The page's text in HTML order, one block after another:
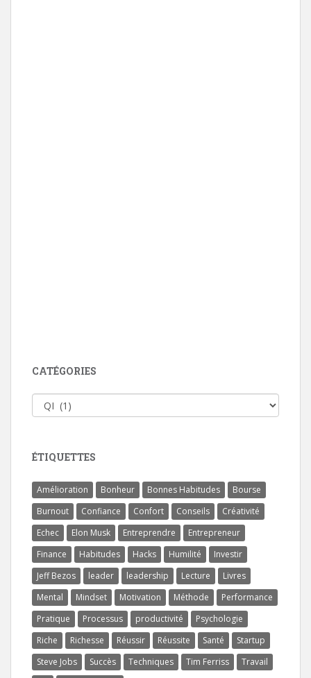
CATÉGORIES
Catégories
ÉTIQUETTES
Amélioration Bonheur Bonnes Habitudes
Bourse
Burnout
Confiance Confort Conseils
Créativité
Echec
Elon Musk Entreprendre
Entrepreneur
Finance
Habitudes Hacks Humilité
Investir
Jeff Bezos
leader leadership Lecture
Livres
Mental
Mindset Motivation Méthode
Performance
Pratique
Processus productivité
Psychologie
Riche
Richesse Réussir Réussite Santé
Startup
Steve Jobs
Succès Techniques Tim Ferriss
Travail